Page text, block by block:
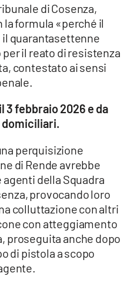
di Cosenza,
la formula «perché il
quarantasettenne
per il reato di resistenza
contestato ai sensi
3 febbraio 2026 e da
domiciliari.
perquisizione
di Rende avrebbe
della Squadra
provocando loro
colluttazione con altri
con atteggiamento
proseguita anche dopo
di pistola a scopo